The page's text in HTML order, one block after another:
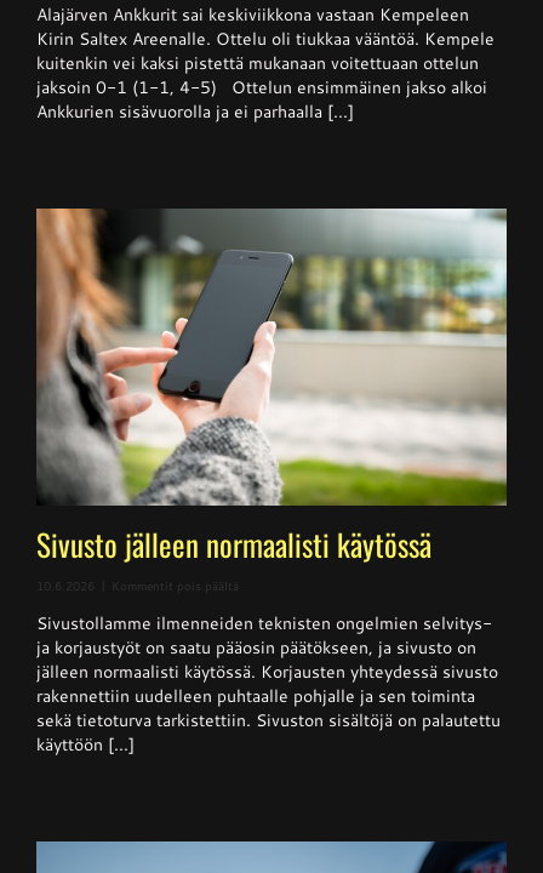
–
Kempele
haki
niukan
voiton
Ankkureilta
Alajärven Ankkurit sai keskiviikkona vastaan Kempeleen
Kirin Saltex Areenalle. Ottelu oli tiukkaa vääntöä. Kempele
kuitenkin vei kaksi pistettä mukanaan voitettuaan ottelun
jaksoin 0-1 (1-1, 4-5) Ottelun ensimmäinen jakso alkoi
Ankkurien sisävuorolla ja ei parhaalla [...]
Sivusto jälleen normaalisti käytössä
10.6.2026 Kommentit pois päältä
jälleen
normaalisti
käytössä
Sivustollamme ilmenneiden teknisten ongelmien selvitys-
ja korjaustyöt on saatu pääosin päätökseen, ja sivusto on
jälleen normaalisti käytössä. Korjausten yhteydessä sivusto
rakennettiin uudelleen puhtaalle pohjalle ja sen toiminta
sekä tietoturva tarkistettiin. Sivuston sisältöjä on palautettu
käyttöön [...]